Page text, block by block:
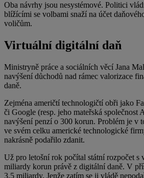
Oba návrhy jsou nesystémové. Politici
blížícími se volbami snaží na účet
voličům.
Virtuální digitální daň
Ministryně práce a sociálních věcí Jana
navýšení důchodů nad rámec valorizace
daně.
Zejména američtí technologičtí obři jako
či Google (resp. jeho mateřská společnost
navýšení penzí o 300 korun. Problém je v
ve svém celku americké technologické
nakrásně podařilo zdanit.
Už pro letošní rok počítal státní rozpočet s
miliardy korun právě z digitální daně. V
3,5 miliardy. Jenže zatím se ji vládě